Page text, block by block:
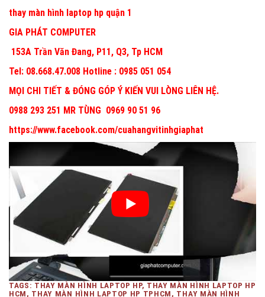
thay màn hình laptop hp quận 1
GIA PHÁT COMPUTER
153A Trần Văn Đang, P11, Q3, Tp HCM
Tel: 08.668.47.008 Hotline : 0985 051 054
MỌI CHI TIẾT & ĐÓNG GÓP Ý KIẾN VUI LÒNG LIÊN HỆ.
0988 293 251 MR TÙNG 0969 90 51 96
https://www.facebook.com/cuahangvitinhgiaphat
TAGS: THAY MÀN HÌNH LAPTOP HP, THAY MÀN HÌNH LAPTOP HP
HCM, THAY MÀN HÌNH LAPTOP HP TPHCM, THAY MÀN HÌNH